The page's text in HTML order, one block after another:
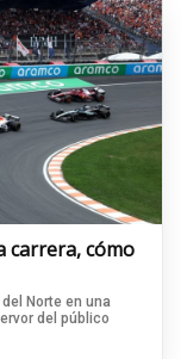
carrera, cómo
Norte en una
del público